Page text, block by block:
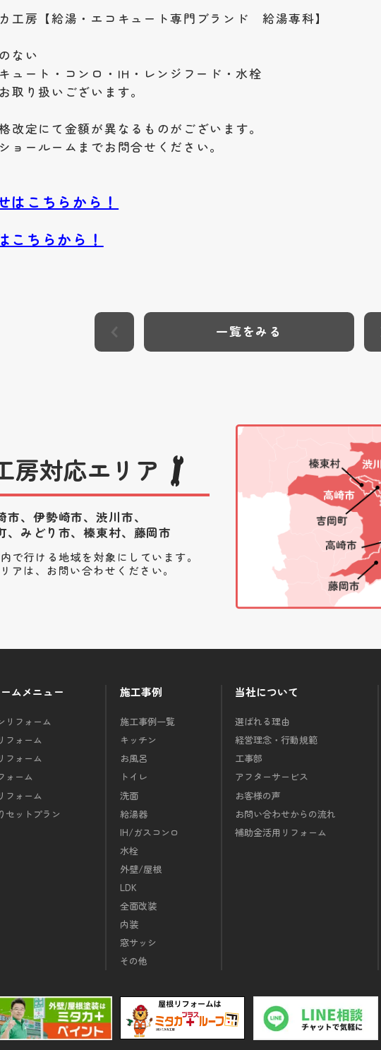
工房【給湯・エコキュート専門ブランド 給湯専科】
ない
ュート・コンロ・IH・レンジフード・水栓
取り扱いございます。
改定にて金額が異なるものがございます。
ョールームまでお問合せください。
はこちらから！
こちらから！
一覧をみる
房対応エリア
、伊勢崎市、渋川市、
、みどり市、榛東村、藤岡市
で行ける地域を対象にしています。
アは、お問い合わせください。
ムメニュー
リフォーム
フォーム
フォーム
ォーム
フォーム
セットプラン
施工事例
施工事例一覧
キッチン
お風呂
トイレ
洗面
給湯器
IH/ガスコンロ
水栓
外壁/屋根
LDK
全面改装
内装
窓サッシ
その他
当社について
選ばれる理由
経営理念・行動規範
工事部
アフターサービス
お客様の声
お問い合わせからの流れ
補助金活用リフォーム